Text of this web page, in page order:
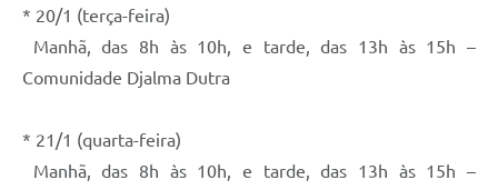
* 20/1 (terça-feira)
Manhã, das 8h às 10h, e tarde, das 13h às 15h –
Comunidade Djalma Dutra
* 21/1 (quarta-feira)
Manhã, das 8h às 10h, e tarde, das 13h às 15h –